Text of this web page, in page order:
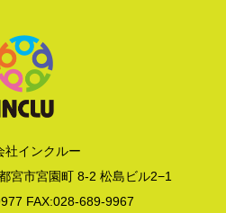
社インクルー
宮市宮園町 8-2 松島ビル2−1
FAX:028-689-9967